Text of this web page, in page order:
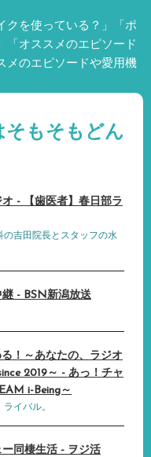
クを使っている？」「ポ
「オススメのエピソード
メのエピソードや愛用機
そもそもどん
- 【歯医者】春日部ラ
の吉田院長とスタッフの水
- BSN新潟放送
！～あなたの、ラジオ
2019～ - あっ！チャ
i-Being～
イバル。
同棲生活 - ヲジ活